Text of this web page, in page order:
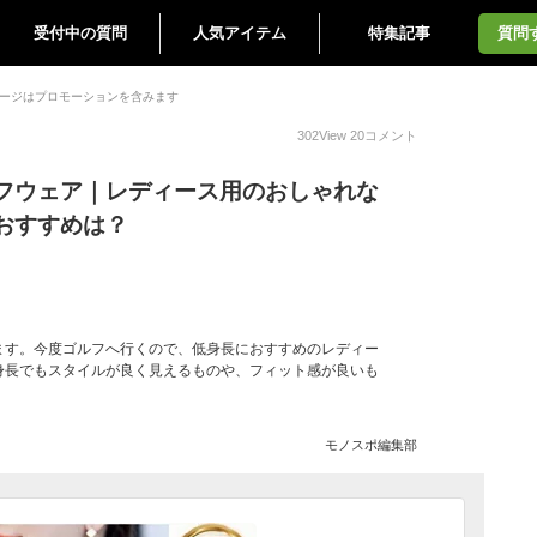
受付中の質問 人気アイテム 特集記事 質問
ジはプロモーションを含みます
302View 20コメント
ウェア｜レディース用のおしゃれな
すすめは？
。今度ゴルフへ行くので、低身長におすすめのレディー
でもスタイルが良く見えるものや、フィット感が良いも
モノスポ編集部